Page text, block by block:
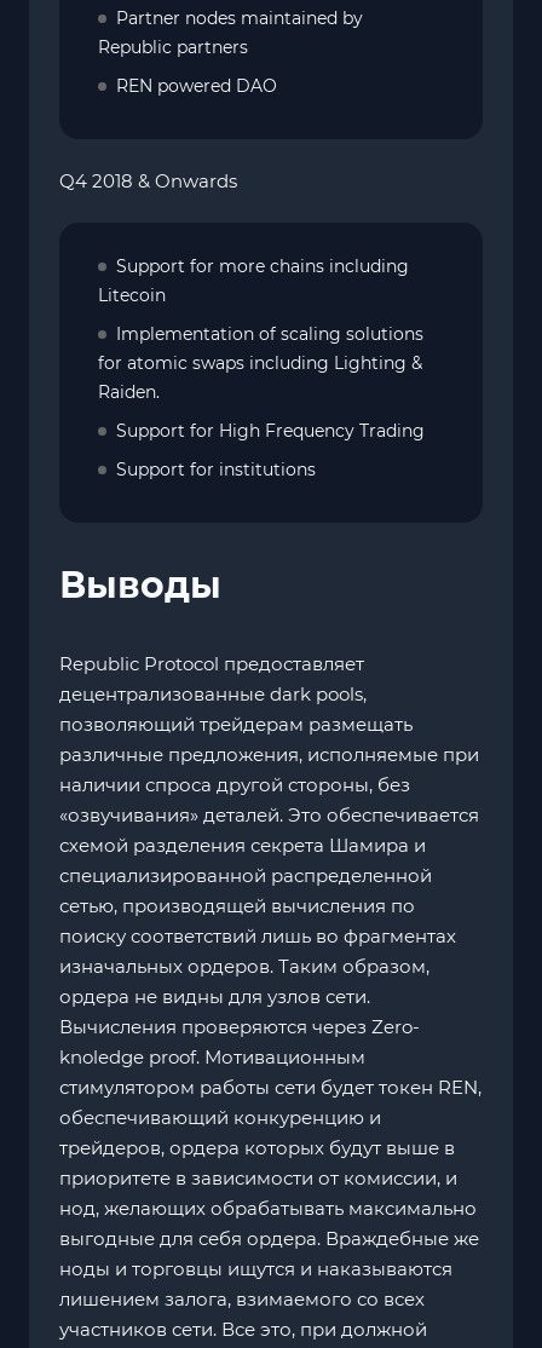
Partner nodes maintained by
Republic partners
REN powered DAO
Q4 2018 & Onwards
Support for more chains including
Litecoin
Implementation of scaling solutions
for atomic swaps including Lighting &
Raiden.
Support for High Frequency Trading
Support for institutions
Выводы
Republic Protocol предоставляет
децентрализованные dark pools,
позволяющий трейдерам размещать
различные предложения, исполняемые при
наличии спроса другой стороны, без
«озвучивания» деталей. Это обеспечивается
схемой разделения секрета Шамира и
специализированной распределенной
сетью, производящей вычисления по
поиску соответствий лишь во фрагментах
изначальных ордеров. Таким образом,
ордера не видны для узлов сети.
Вычисления проверяются через Zero-
knoledge proof. Мотивационным
стимулятором работы сети будет токен REN,
обеспечивающий конкуренцию и
трейдеров, ордера которых будут выше в
приоритете в зависимости от комиссии, и
нод, желающих обрабатывать максимально
выгодные для себя ордера. Враждебные же
ноды и торговцы ищутся и наказываются
лишением залога, взимаемого со всех
участников сети. Все это, при должной